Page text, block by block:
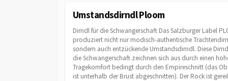
E
O
R
I
E
S
Umstandsdirndl Ploom
Dirndl für die Schwangerschaft Das Salzburger Label
produziert nicht nur modisch-authentische
sondern auch entzückende Umstandsdirndl. Diese
die Schwangerschaft zeichnen sich aus durch einen
Tragekomfort bedingt durch den Empireschnitt (das
ist unterhalb der Brust abgeschnitten). Der Rock ist